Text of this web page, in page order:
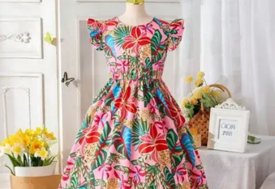
Informativo
TutorialesListiclesJardineríaCuidados de Plantas
Flora y Jardín